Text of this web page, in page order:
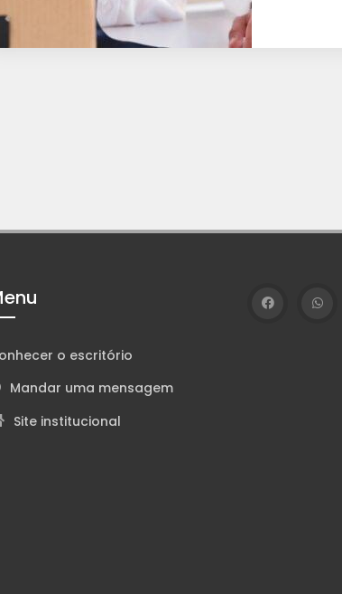
o escritório
Mandar uma mensagem
Site institucional